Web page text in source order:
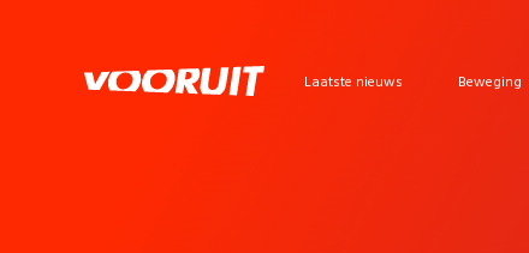
Laatste nieuws Beweging